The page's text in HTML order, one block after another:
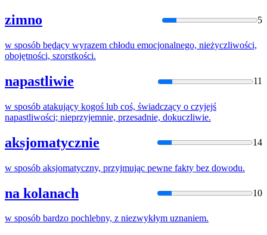
zimno 5
w sposób będący wyrazem chłodu emocjonalnego, nieżyczliwości,
obojętności, szorstkości.
napastliwie 11
w sposób atakujący kogoś lub coś, świadczący o czyjejś
napastliwości; nieprzyjemnie, przesadnie, dokuczliwie.
aksjomatycznie 14
w sposób aksjomatyczny, przyjmując pewne fakty bez dowodu.
na kolanach 10
w sposób bardzo pochlebny, z niezwykłym uznaniem.